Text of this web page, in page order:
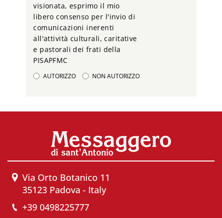
visionata, esprimo il mio
libero consenso per l'invio di
comunicazioni inerenti
all'attività culturali, caritative
e pastorali dei frati della
PISAPFMC
AUTORIZZO NON AUTORIZZO
Via Orto Botanico 11
35123 Padova - Italy
+39 0498225777